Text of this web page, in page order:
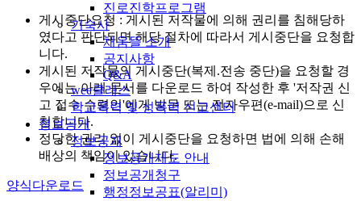
진로진학프로그램
기숙사
채움뜰 소개
공지사항
Q&A
wee클래스
학교폭력 및 성폭력 신고센터
정보공개
정보공개
정보공개제도 안내
정보공개청구
행정정보공표(알리미)
게시중단요청 : 게시된 저작물에 의해 권리를 침해당하
였다고 판단되면 해당 절차에 따라서 게시중단을 요청합
니다.
게시된 저작물의 게시중단(복제.전송 중단)을 요청할 경
우에는 아래 문서를 다운로드 하여 작성한 후 '저작권 신
고 접수 수령인'에게 방문 또는 전자우편(e-mail)으로 신
청합니다.
정당한 권리 없이 게시중단을 요청하면 법에 의해 손해
배상의 책임이 있습니다.
양식다운로드